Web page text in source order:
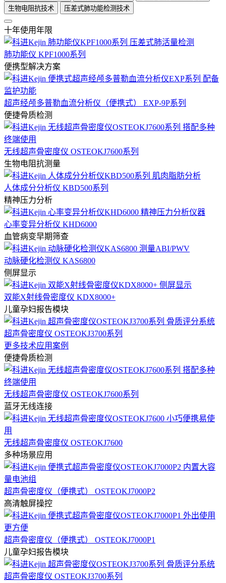
生物电阻抗技术
压差式肺功能检测技术
十年使用年限
肺功能仪 KPF1000系列
便携型解决方案
超声经颅多普勒血流分析仪（便携式） EXP-9P系列
便捷骨质检测
无线超声骨密度仪 OSTEOKJ7600系列
生物电阻抗测量
人体成分分析仪 KBD500系列
精神压力分析
心率变异分析仪 KHD6000
血管病变早期筛查
动脉硬化检测仪 KAS6800
侧屏显示
双能X射线骨密度仪 KDX8000+
儿童孕妇报告模块
超声骨密度仪 OSTEOKJ3700系列
更多技术应用案例
便捷骨质检测
无线超声骨密度仪 OSTEOKJ7600系列
蓝牙无线连接
无线超声骨密度仪 OSTEOKJ7600
多种场景应用
超声骨密度仪（便携式） OSTEOKJ7000P2
高清触屏操控
超声骨密度仪（便携式） OSTEOKJ7000P1
儿童孕妇报告模块
超声骨密度仪 OSTEOKJ3700系列